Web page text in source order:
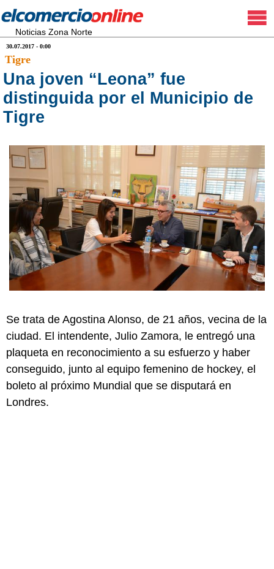
Noticias Zona Norte
30.07.2017 - 0:00
Tigre
Una joven “Leona” fue
distinguida por el Municipio de
Tigre
Se trata de Agostina Alonso, de 21 años, vecina de la
ciudad. El intendente, Julio Zamora, le entregó una
plaqueta en reconocimiento a su esfuerzo y haber
conseguido, junto al equipo femenino de hockey, el
boleto al próximo Mundial que se disputará en
Londres.